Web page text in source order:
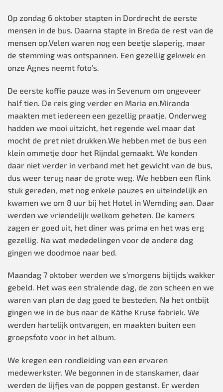
Op zondag 6 oktober stapten in Dordrecht de eerste
mensen in de bus. Daarna stapte in Breda de rest van de
mensen op.Velen waren nog een beetje slaperig, maar
de stemming was ontspannen. Een gezellig gekwek en
onze Agnes neemt foto’s.
De eerste koffie pauze was in Sevenum om ongeveer
half tien. De reis ging verder en Maria en.Miranda
maakten met iedereen een gezellig praatje. Onderweg
hadden we mooi uitzicht, het regende wel maar dat
mocht de pret niet drukken.We hebben met de bus een
klein ommetje door het Rijndal gemaakt. We konden
daar niet verder in verband met het gewicht van de bus,
dus weer terug naar de grote weg. We hebben een flink
stuk gereden, met nog enkele pauzes en uiteindelijk en
kwamen we om 8 uur bij het Hotel in Wemding aan. Daar
werden we vriendelijk welkom geheten. De kamers
zagen er goed uit, het diner was prima en het was erg
gezellig. Na wat mededelingen voor de andere dag
gingen we doodmoe naar bed.
Maandag 7 oktober werden we s’morgens bijtijds wakker
gebeld. Het was een stralende dag, de zon scheen en we
waren van plan de dag goed te besteden. Na het ontbijt
gingen we in de bus naar de Käthe Kruse fabriek. We
werden hartelijk ontvangen, en maakten buiten een
groepsfoto voor in het album.
We kregen een rondleiding van een ervaren
medewerkster. We begonnen in de stanskamer, daar
werden de lijfjes van de poppen gestanst. Er werden